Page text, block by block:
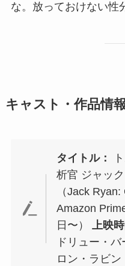
な。放っておけない性
キャスト・作品情
タイトル：
析官 ジャッ
（Jack
Amazon
日〜）上映時
ドリュー・
ロン・ラビン